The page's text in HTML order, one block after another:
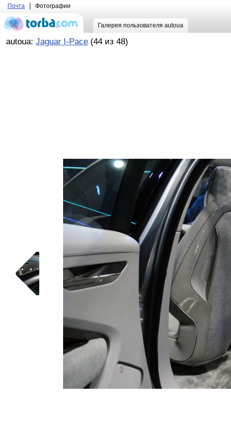
Почта Фотографии
Галерея пользователя autoua
autoua: Jaguar I-Pace (44 из 48)